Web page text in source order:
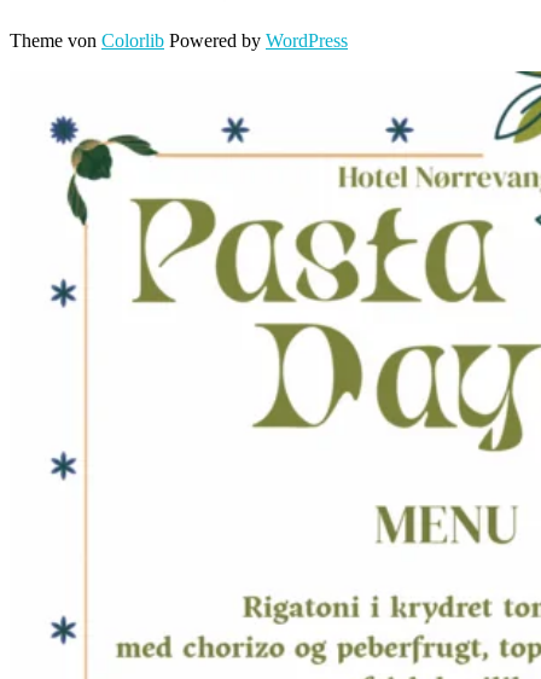
Theme von Colorlib Powered by WordPress